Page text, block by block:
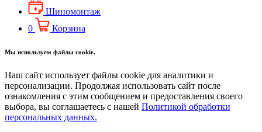
Шиномонтаж
0
Корзина
Мы используем файлы cookie.
Наш сайт использует файлы cookie для аналитики и
персонализации. Продолжая использовать сайт после
ознакомления с этим сообщением и предоставления своего
выбора, вы соглашаетесь с нашей Политикой обработки
персональных данных.